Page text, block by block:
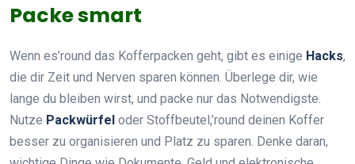
Packe smart
Wenn es’round das Kofferpacken geht, gibt es einige Hacks,
die dir Zeit und Nerven sparen können. Überlege dir, wie
lange du bleiben wirst, und packe nur das Notwendigste.
Nutze Packwürfel oder Stoffbeutel,’round deinen Koffer
besser zu organisieren und Platz zu sparen. Denke daran,